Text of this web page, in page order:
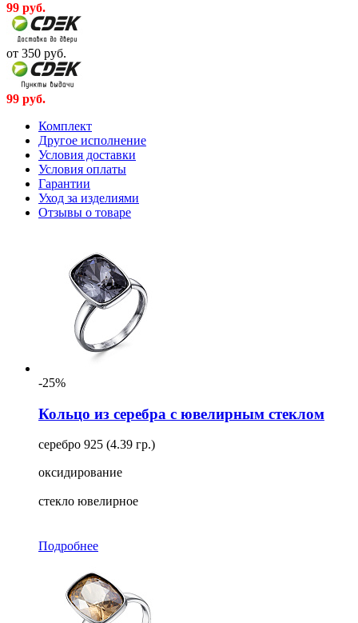
99 руб.
от 350 руб.
99 руб.
Комплект
Другое исполнение
Условия доставки
Условия оплаты
Гарантии
Уход за изделиями
Отзывы о товаре
-25%
Кольцо из серебра с ювелирным стеклом
серебро 925 (4.39 гр.)
оксидирование
стекло ювелирное
Подробнее